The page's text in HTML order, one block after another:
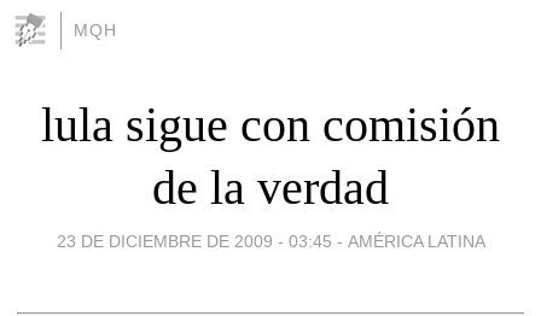
MQH
lula sigue con comisión
de la verdad
23 DE DICIEMBRE DE 2009 - 03:45 - AMÉRICA LATINA